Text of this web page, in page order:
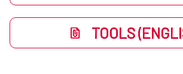
TOOLS